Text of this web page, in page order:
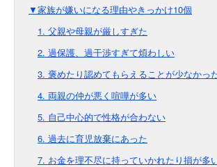
▼家族が嫌いになる理由やきっかけ10個
1. 父親や母親が厳しすぎた
2. 過保護、過干渉すぎて煩わしい
3. 褒めたり認めてもらえることが少なかっ
4. 両親の仲が悪く喧嘩が多い
5. 自己中心的で性格が合わない
6. 過去に育児放棄にあった
7. お金を理不尽に持っていかれたり損が多